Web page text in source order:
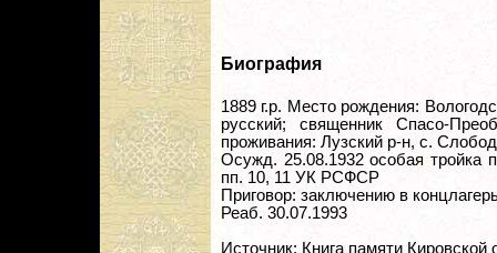
Биография
1889 г.р. Место рождения:
русский; священник Спасо-
проживания: Лузский р-н, с.
Осужд. 25.08.1932 особая
пп. 10, 11 УК РСФСР
Приговор: заключению в
Реаб. 30.07.1993
Источник: Книга памяти Кировской